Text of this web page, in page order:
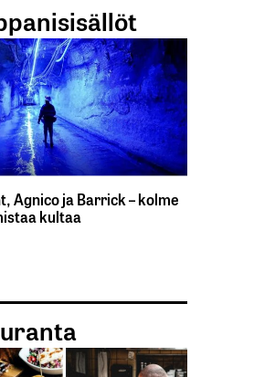
Agnico ja Barrick – kolme
kultaa